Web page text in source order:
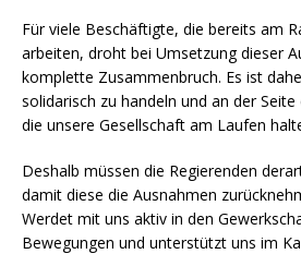
Für viele Beschäftigte, die bereits am
arbeiten, droht bei Umsetzung dieser
komplette Zusammenbruch. Es ist
solidarisch zu handeln und an der
die unsere Gesellschaft am Laufen
Deshalb müssen die Regierenden
damit diese die Ausnahmen
Werdet mit uns aktiv in den
Bewegungen und unterstützt uns im